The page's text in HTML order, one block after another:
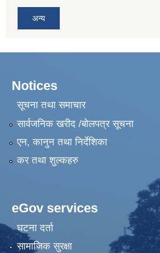
अन्य
Notices
सूचना तथा समाचार
सार्वजनिक खरीद /बोलपत्र सूचना
एन, कानुन तथा निर्देशिका
कर तथा शुल्कहरु
eGov services
घटना दर्ता
सामाजिक सुरक्षा